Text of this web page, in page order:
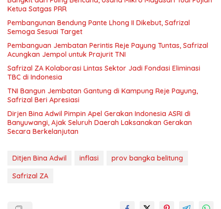
Ketua Satgas PRR
Pembangunan Bendung Pante Lhong II Dikebut, Safrizal
Semoga Sesuai Target
Pembanguan Jembatan Perintis Reje Payung Tuntas, Safrizal
Acungkan Jempol untuk Prajurit TNI
Safrizal ZA Kolaborasi Lintas Sektor Jadi Fondasi Eliminasi
TBC di Indonesia
TNI Bangun Jembatan Gantung di Kampung Reje Payung,
Safrizal Beri Apresiasi
Dirjen Bina Adwil Pimpin Apel Gerakan Indonesia ASRI di
Banyuwangi, Ajak Seluruh Daerah Laksanakan Gerakan
Secara Berkelanjutan
Ditjen Bina Adwil inflasi
prov bangka belitung
Safrizal ZA